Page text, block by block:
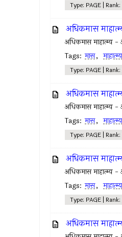
Type: PAGE |
अधिकमास
अधिकमास माहात्म्य -
Tags: मास, माहात्म्य
Type: PAGE |
अधिकमास
अधिकमास माहात्म्य -
Tags: मास, माहात्म्य
Type: PAGE |
अधिकमास
अधिकमास माहात्म्य -
Tags: मास, माहात्म्य
Type: PAGE |
अधिकमास